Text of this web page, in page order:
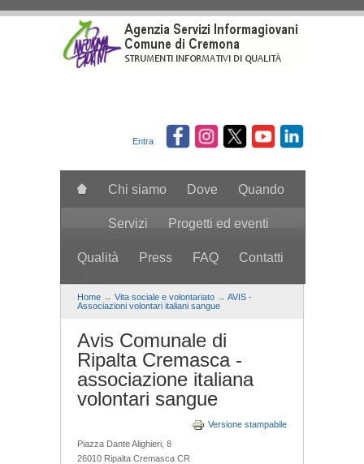
Entra
Chi siamo Dove Quando
Servizi Progetti ed eventi
Qualità Press FAQ Contatti
Home → Vita sociale e volontariato → AVIS -
Associazioni volontari italiani sangue
Avis Comunale di
Ripalta Cremasca -
associazione italiana
volontari sangue
Versione stampabile
Piazza Dante Alighieri, 8
26010 Ripalta Cremasca CR